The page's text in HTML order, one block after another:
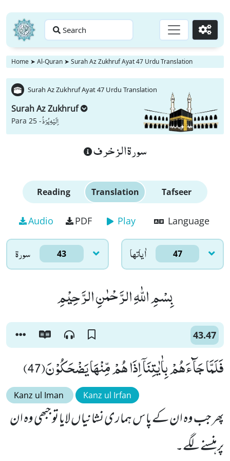
Search Go
Home ➤ Al-Quran ➤ Surah Az Zukhruf Ayat 47 Urdu Translation
Surah Az Zukhruf Ayat 47 Urdu Translation
Surah Az Zukhruf
Para 25 -اِلَیْهِ یُرَدُّ
سورة الزخرف
Reading Translation Tafseer
Audio PDF Play Language
سورۃ 43 اٰياتها 47
بِسْمِ اللّٰهِ الرَّحْمٰنِ الرَّحِیْمِ
43.47
فَلَمَّا جَآءَهُمْ بِاٰیٰتِنَاۤ اِذَا هُمْ مِّنْهَا یَضْحَكُوْنَ(47)
Kanz ul Iman Kanz ul Irfan
پھر جب وہ ان کے پاس ہماری نشانیاں لایا توجبھی وہ ان
پر ہنسنے لگے۔